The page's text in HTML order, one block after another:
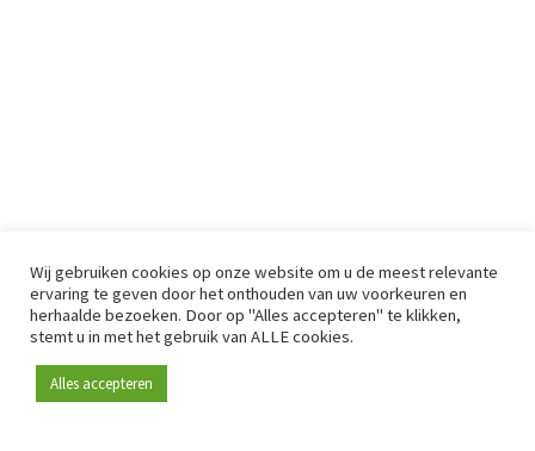
Wij gebruiken cookies op onze website om u de meest relevante
ervaring te geven door het onthouden van uw voorkeuren en
herhaalde bezoeken. Door op "Alles accepteren" te klikken,
stemt u in met het gebruik van ALLE cookies.
Alles accepteren